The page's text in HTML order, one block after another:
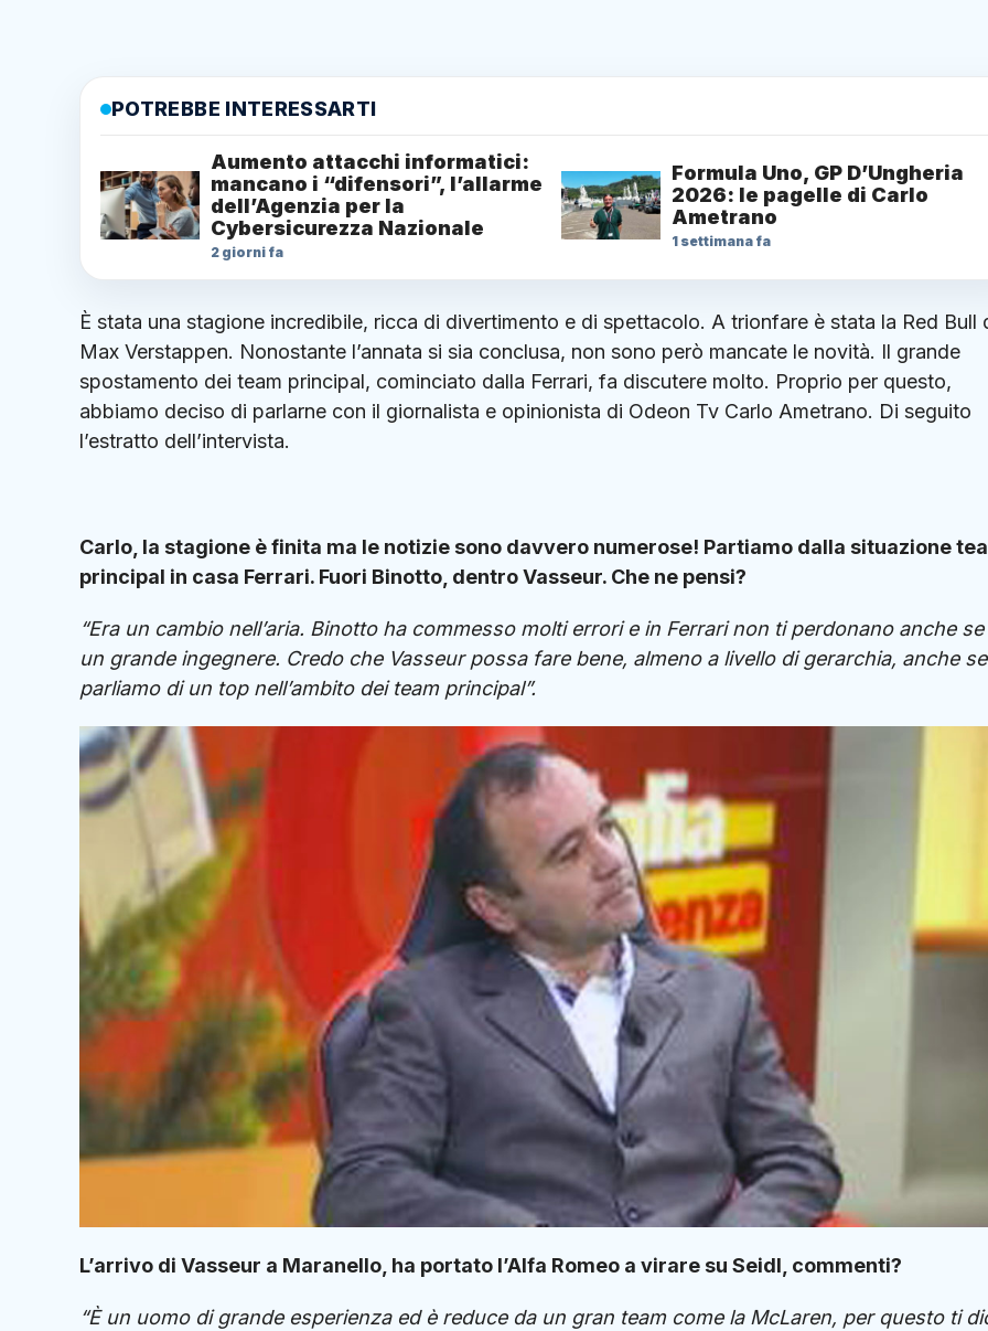
POTREBBE INTERESSARTI
Aumento attacchi informatici:
mancano i “difensori”, l’allarme
dell’Agenzia per la
Cybersicurezza Nazionale
2 giorni fa
Formula Uno, GP D’Ungheria
2026: le pagelle di Carlo
Ametrano
1 settimana fa
È stata una stagione incredibile, ricca di divertimento e di spettacolo. A trionfare è stata la Red Bull
Max Verstappen. Nonostante l’annata si sia conclusa, non sono però mancate le novità. Il grande
spostamento dei team principal, cominciato dalla Ferrari, fa discutere molto. Proprio per questo,
abbiamo deciso di parlarne con il giornalista e opinionista di Odeon Tv Carlo Ametrano. Di seguito
l’estratto dell’intervista.
Carlo, la stagione è finita ma le notizie sono davvero numerose! Partiamo dalla situazione
principal in casa Ferrari. Fuori Binotto, dentro Vasseur. Che ne pensi?
“Era un cambio nell’aria. Binotto ha commesso molti errori e in Ferrari non ti perdonano anche se
un grande ingegnere. Credo che Vasseur possa fare bene, almeno a livello di gerarchia, anche
parliamo di un top nell’ambito dei team principal”.
L’arrivo di Vasseur a Maranello, ha portato l’Alfa Romeo a virare su Seidl, commenti?
“È un uomo di grande esperienza ed è reduce da un gran team come la McLaren, per questo ti